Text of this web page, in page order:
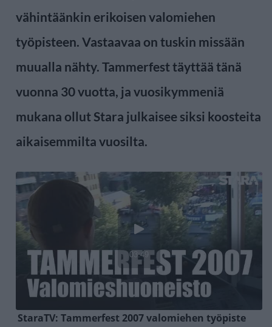
vähintäänkin erikoisen valomiehen
työpisteen. Vastaavaa on tuskin missään
muualla nähty. Tammerfest täyttää tänä
vuonna 30 vuotta, ja vuosikymmeniä
mukana ollut Stara julkaisee siksi koosteita
aikaisemmilta vuosilta.